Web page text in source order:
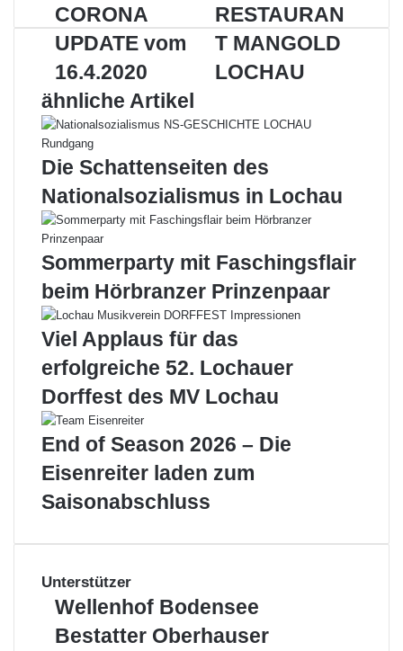
CORONA
UPDATE
vom
16.4.2020
CORONA
UPDATE vom
16.4.2020
RESTAURANT
MANGOLD
LOCHAU
RESTAURAN
T MANGOLD
LOCHAU
ähnliche Artikel
Die Schattenseiten des
Nationalsozialismus in Lochau
Sommerparty mit Faschingsflair
beim Hörbranzer Prinzenpaar
Viel Applaus für das
erfolgreiche 52. Lochauer
Dorffest des MV Lochau
End of Season 2026 – Die
Eisenreiter laden zum
Saisonabschluss
Unterstützer
Wellenhof
Wellenhof Bodensee
Bestatter
Bestatter Oberhauser